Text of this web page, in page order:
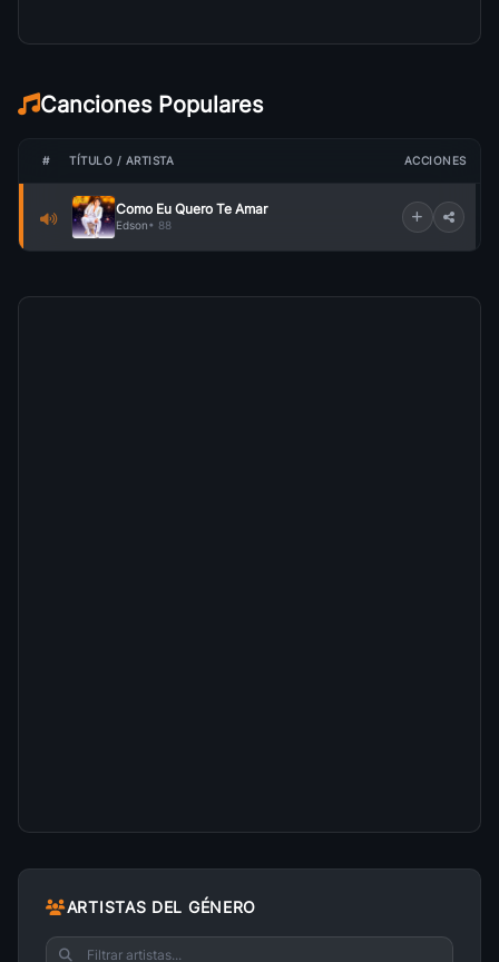
Canciones Populares
# TÍTULO / ARTISTA ACCIONES
Como Eu Quero Te Amar
Edson• 88
ARTISTAS DEL GÉNERO